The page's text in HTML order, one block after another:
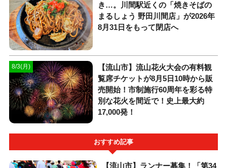
き…。川間駅近くの「焼きそばの
まるしょう 野田川間店」が2026年
8月31日をもって閉店へ
8/3(月)
【流山市】流山花火大会の有料観
覧席チケットが8月5日10時から販
売開始！市制施行60周年を彩る特
別な花火を間近で！史上最大約
17,000発！
おすすめ記事
【流山市】ランナー募集！「第34